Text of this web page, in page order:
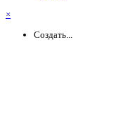
×
Создать...